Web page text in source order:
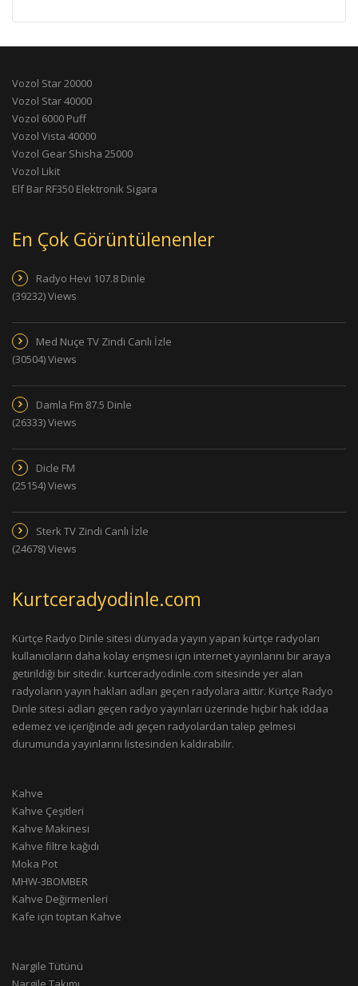
Vozol Star 20000
Vozol Star 40000
Vozol 6000 Puff
Vozol Vista 40000
Vozol Gear Shisha 25000
Vozol Likit
Elf Bar RF350 Elektronik Sigara
En Çok Görüntülenenler
Radyo Hevi 107.8 Dinle
(39232) Views
Med Nuçe TV Zindi Canlı İzle
(30504) Views
Damla Fm 87.5 Dinle
(26333) Views
Dicle FM
(25154) Views
Sterk TV Zindi Canlı İzle
(24678) Views
Kurtceradyodinle.com
Kürtçe Radyo Dinle sitesi dünyada yayın yapan kürtçe radyoları
kullanıcıların daha kolay erişmesi için internet yayınlarını bir araya
getirildiği bir sitedir. kurtceradyodinle.com sitesinde yer alan
radyoların yayın hakları adları geçen radyolara aittir. Kürtçe Radyo
Dinle sitesi adları geçen radyo yayınları üzerinde hiçbir hak iddaa
edemez ve içeriğinde adı geçen radyolardan talep gelmesi
durumunda yayınlarını listesinden kaldırabilir.
Kahve
Kahve Çeşitleri
Kahve Makinesi
Kahve filtre kağıdı
Moka Pot
MHW-3BOMBER
Kahve Değirmenleri
Kafe için toptan Kahve
Nargile Tütünü